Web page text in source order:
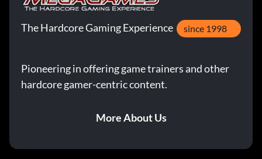
The Hardcore Gaming Experience since 1998
Pioneering in offering game trainers and other
hardcore gamer-centric content.
More About Us